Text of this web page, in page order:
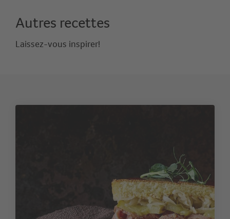
Autres recettes
Laissez-vous inspirer!